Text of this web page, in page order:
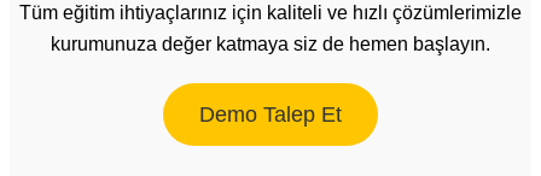
Tüm eğitim ihtiyaçlarınız için kaliteli ve hızlı çözümlerimizle
kurumunuza değer katmaya siz de hemen başlayın.
Demo Talep Et